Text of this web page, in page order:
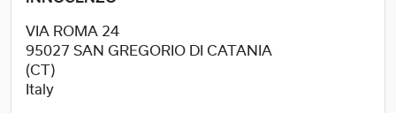
VIA ROMA 24
95027 SAN GREGORIO DI CATANIA
(CT)
Italy